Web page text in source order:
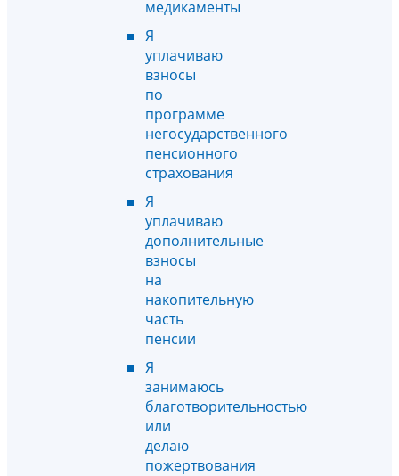
медикаменты
Я
уплачиваю
взносы
по
программе
негосударственного
пенсионного
страхования
Я
уплачиваю
дополнительные
взносы
на
накопительную
часть
пенсии
Я
занимаюсь
благотворительностью
или
делаю
пожертвования